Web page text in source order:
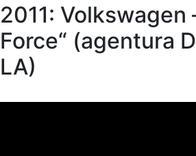
2011: Volkswagen
Force“ (agentura
LA)